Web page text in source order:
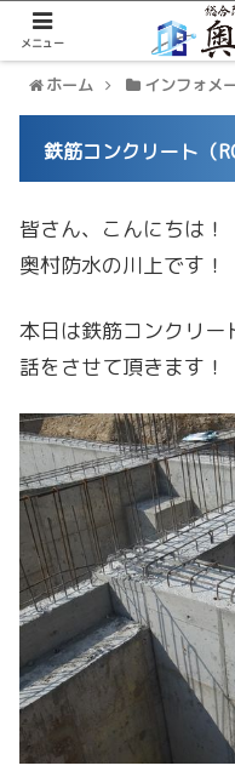
ホーム インフォメ
鉄筋コンクリート（
皆さん、こんにちは！
奥村防水の川上です！
本日は鉄筋コンクリー
話をさせて頂きます！
メニュー